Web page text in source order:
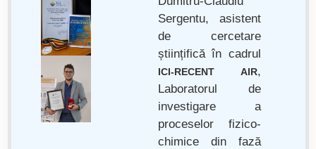
Sergentu, asistent
de cercetare
științifică în cadrul
ICI-RECENT AIR,
Laboratorul de
investigare a
proceselor fizico-
chimice din fază